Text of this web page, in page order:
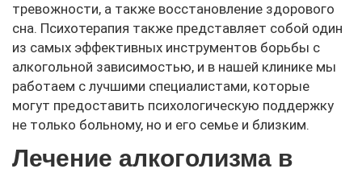
тревожности, а также восстановление здорового
сна. Психотерапия также представляет собой один
из самых эффективных инструментов борьбы с
алкогольной зависимостью, и в нашей клинике мы
работаем с лучшими специалистами, которые
могут предоставить психологическую поддержку
не только больному, но и его семье и близким.
Лечение алкоголизма в